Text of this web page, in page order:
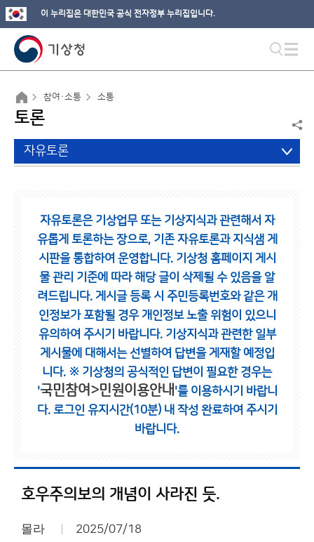
이 누리집은 대한민국 공식 전자정부 누리집입니다.
참여·소통 소통
토론
자유토론
자유토론은 기상업무 또는 기상지식과 관련해서 자
유롭게 토론하는 장으로, 기존 자유토론과 지식샘 게
시판을 통합하여 운영합니다. 기상청 홈페이지 게시
물 관리 기준에 따라 해당 글이 삭제될 수 있음을 알
려드립니다. 게시글 등록 시 주민등록번호와 같은 개
인정보가 포함될 경우 개인정보 노출 위험이 있으니
유의하여 주시기 바랍니다. 기상지식과 관련한 일부
게시물에 대해서는 선별하여 답변을 게재할 예정입
니다. ※ 기상청의 공식적인 답변이 필요한 경우는
'국민참여>민원이용안내 '를 이용하시기 바랍니
다. 로그인 유지시간(10분) 내 작성 완료하여 주시기
바랍니다.
호우주의보의 개념이 사라진 듯.
몰라 2025/07/18